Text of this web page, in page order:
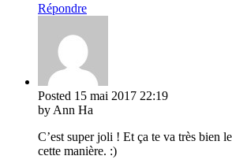
Répondre
Posted 15 mai 2017 22:19
by Ann Ha
C’est super joli ! Et ça te va très bien
cette manière. :)